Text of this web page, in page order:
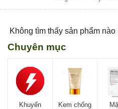
Không tìm thấy sản phẩm
Chuyên mục
Khuyến
Kem chống